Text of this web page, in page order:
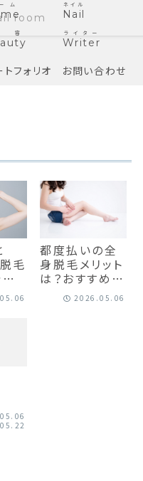
ム
Nail
ネイル
容
Writer
ライター
トフォリオ お問い合わせ
毛
組
説
都度払いの全
身脱毛メリット
は？おすすめの
サロン・クリニ
ックも紹介
2026.05.06
room